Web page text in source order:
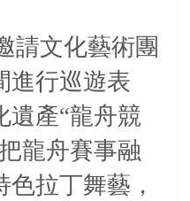
請文化藝術團
進行巡遊表
遺產“龍舟競
龍舟賽事融
拉丁舞藝，